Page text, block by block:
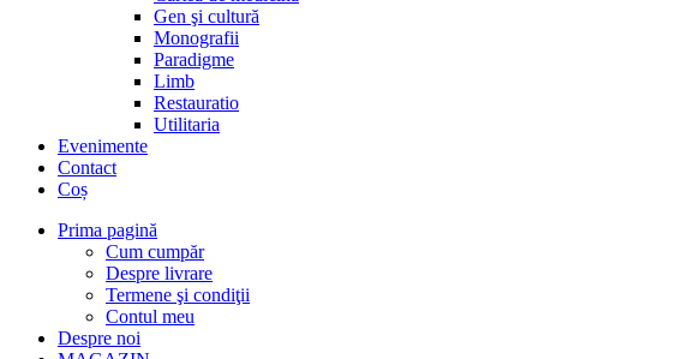
Gen şi cultură
Monografii
Paradigme
Limb
Restauratio
Utilitaria
Evenimente
Contact
Coș
Prima pagină
Cum cumpăr
Despre livrare
Termene şi condiţii
Contul meu
Despre noi